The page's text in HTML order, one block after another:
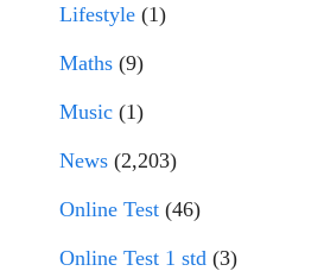
Lifestyle (1)
Maths (9)
Music (1)
News (2,203)
Online Test (46)
Online Test 1 std (3)